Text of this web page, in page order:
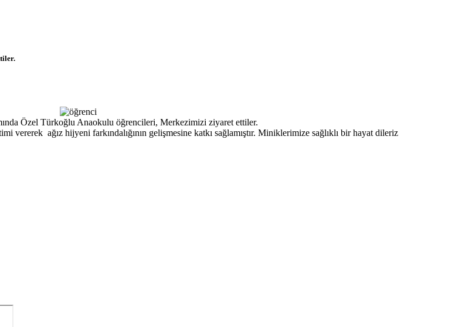
Özel Türkoğlu Anaokulu öğrencileri, Merkezimizi ziyaret ettiler.
ağız hijyeni farkındalığının gelişmesine katkı sağlamıştır. Miniklerimize sağlıklı bir hayat dileriz